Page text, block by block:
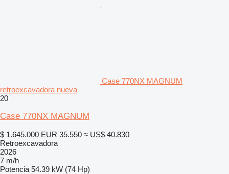
Case 770NX MAGNUM
retroexcavadora nueva
20
Case 770NX MAGNUM
$ 1.645.000 EUR 35.550 ≈ US$ 40.830
Retroexcavadora
2026
7 m/h
Potencia 54.39 kW (74 Hp)